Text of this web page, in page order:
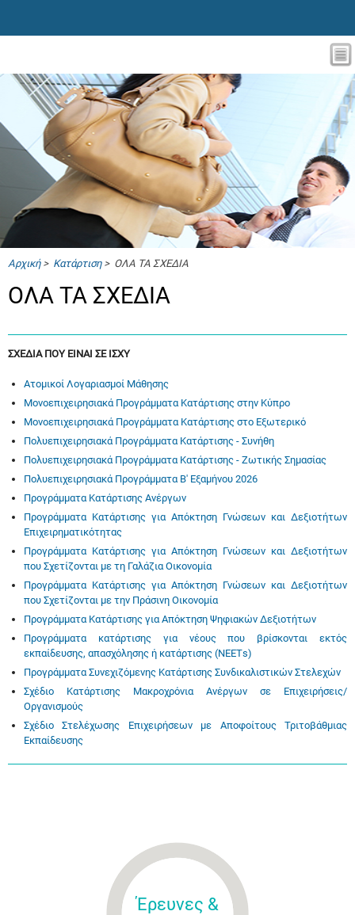
Αρχική> Κατάρτιση> ΟΛΑ ΤΑ ΣΧΕΔΙΑ
ΟΛΑ ΤΑ ΣΧΕΔΙΑ
ΣΧΕΔΙΑ ΠΟΥ ΕΙΝΑΙ ΣΕ ΙΣΧΥ
Ατομικοί Λογαριασμοί Μάθησης
Μονοεπιχειρησιακά Προγράμματα Κατάρτισης στην Κύπρο
Μονοεπιχειρησιακά Προγράμματα Κατάρτισης στο Εξωτερικό
Πολυεπιχειρησιακά Προγράμματα Κατάρτισης - Συνήθη
Πολυεπιχειρησιακά Προγράμματα Κατάρτισης - Ζωτικής Σημασίας
Πολυεπιχειρησιακά Προγράμματα Β' Εξαμήνου 2026
Προγράμματα Κατάρτισης Ανέργων
Προγράμματα Κατάρτισης για Απόκτηση Γνώσεων και Δεξιοτήτων
Επιχειρηματικότητας
Προγράμματα Κατάρτισης για Απόκτηση Γνώσεων και Δεξιοτήτων
που Σχετίζονται με τη Γαλάζια Οικονομία
Προγράμματα Κατάρτισης για Απόκτηση Γνώσεων και Δεξιοτήτων
που Σχετίζονται με την Πράσινη Οικονομία
Προγράμματα Κατάρτισης για Απόκτηση Ψηφιακών Δεξιοτήτων
Προγράμματα κατάρτισης για νέους που βρίσκονται εκτός
εκπαίδευσης, απασχόλησης ή κατάρτισης (ΝΕΕΤs)
Προγράμματα Συνεχιζόμενης Κατάρτισης Συνδικαλιστικών Στελεχών
Σχέδιο Κατάρτισης Μακροχρόνια Ανέργων σε Επιχειρήσεις/
Οργανισμούς
Σχέδιο Στελέχωσης Επιχειρήσεων με Αποφοίτους Τριτοβάθμιας
Εκπαίδευσης
Έρευνες &